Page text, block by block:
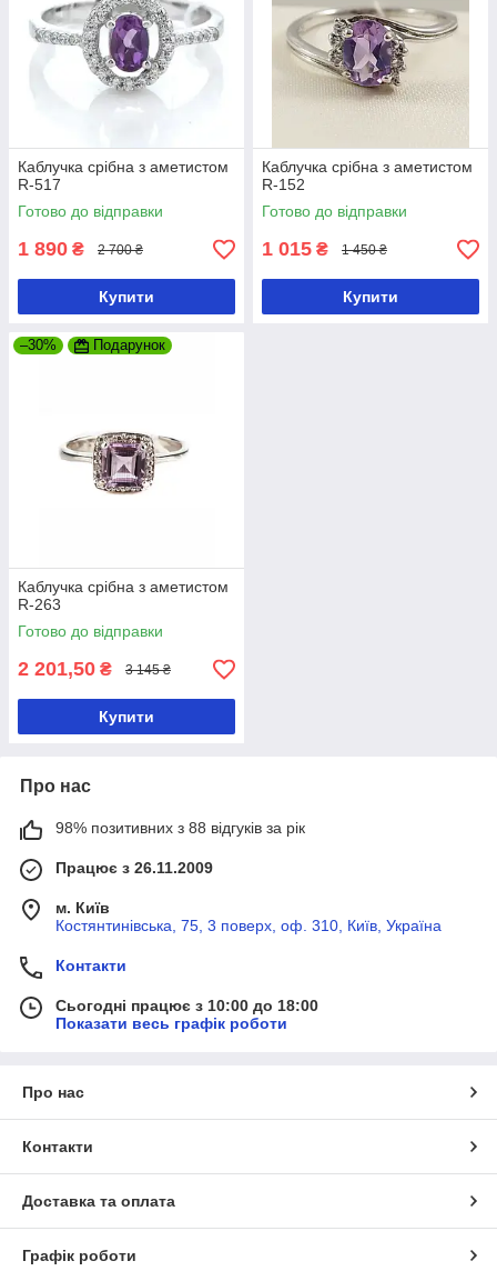
Каблучка срібна з аметистом
R-517
Готово до відправки
1 890 ₴ 2 700 ₴
Купити
Каблучка срібна з аметистом
R-152
Готово до відправки
1 015 ₴ 1 450 ₴
Купити
–30% Подарунок
Каблучка срібна з аметистом
R-263
Готово до відправки
2 201,50 ₴ 3 145 ₴
Купити
Про нас
98% позитивних з 88 відгуків за рік
Працює з 26.11.2009
м. Київ
Костянтинівська, 75, 3 поверх, оф. 310, Київ, Україна
Контакти
Сьогодні працює з 10:00 до 18:00
Показати весь графік роботи
Про нас
Контакти
Доставка та оплата
Графік роботи